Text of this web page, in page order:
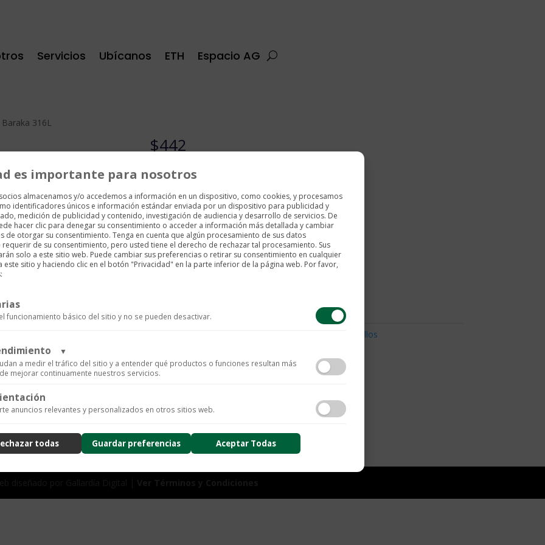
Servicios Ubícanos ETH Espacio AG
316L
$442
Oro rosado
PDV azul
BARAKÁ
1 disponibles
cantidad
Para Ellos
es importante para nosotros
almacenamos y/o accedemos a información en un dispositivo, como cookies, y procesamos
identificadores únicos e información estándar enviada por un dispositivo para publicidad y
medición de publicidad y contenido, investigación de audiencia y desarrollo de servicios. De
hacer clic para denegar su consentimiento o acceder a información más detallada y cambiar
de otorgar su consentimiento. Tenga en cuenta que algún procesamiento de sus datos
de su consentimiento, pero usted tiene el derecho de rechazar tal procesamiento. Sus
solo a este sitio web. Puede cambiar sus preferencias o retirar su consentimiento en cualquier
este sitio y haciendo clic en el botón "Privacidad" en la parte inferior de la página web. Por favor,
funcionamiento básico del sitio y no se pueden desactivar.
▼
a medir el tráfico del sitio y a entender qué productos o funciones resultan más
mejorar continuamente nuestros servicios.
para recopilar datos de uso anónimos, lo que nos permite analizar el rendimiento de nuestro contenido y las
de la experiencia del usuario (UX), incluyendo mapas de calor, análisis de zona, grabaciones de sesión
anuncios relevantes y personalizados en otros sitios web.
todas Guardar preferencias Aceptar Todas